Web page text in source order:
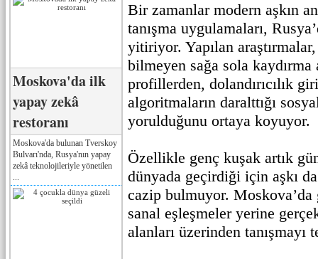
Moskova'da ilk
yapay zekâ
restoranı
Moskova'da bulunan Tverskoy
Bulvarı'nda, Rusya'nın yapay
zekâ teknolojileriyle yönetilen
Bir zamanlar modern aşkın
tanışma uygulamaları,
yitiriyor. Yapılan
bilmeyen sağa sola kaydırma
profillerden, dolandırıcılık
algoritmaların daralttığı
yorulduğunu ortaya koyuyor.
Özellikle genç kuşak artık
dünyada geçirdiği için aşkı
cazip bulmuyor.
sanal eşleşmeler yerine
alanları üzerinden tanışmayı